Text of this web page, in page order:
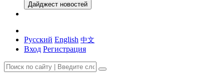
Дайджест новостей
Русский English 中文
Вход Регистрация